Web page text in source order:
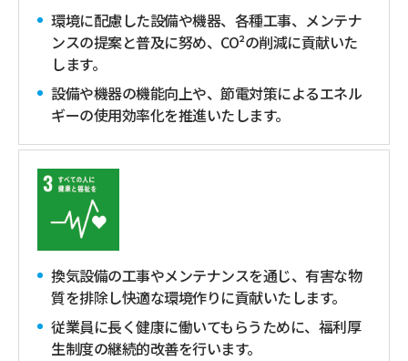
環境に配慮した設備や機器、各種工事、メンテナ
ンスの提案と普及に努め、CO²の削減に貢献いた
します。
設備や機器の機能向上や、節電対策によるエネル
ギーの使用効率化を推進いたします。
換気設備の工事やメンテナンスを通じ、有害な物
質を排除し快適な環境作りに貢献いたします。
従業員に長く健康に働いてもらうために、福利厚
生制度の継続的改善を行います。